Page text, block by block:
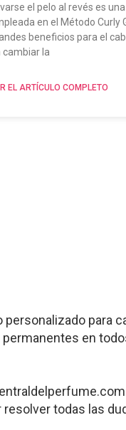
el pelo al revés es
en el Método Curly
beneficios para el
cambiar la
EL ARTÍCULO COMPLETO
para
en
todas las